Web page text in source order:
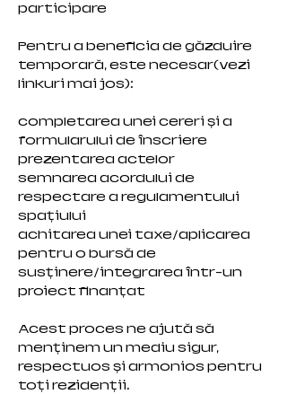
participare
Pentru a beneficia de găzduire
temporară, este necesar(vezi
linkuri mai jos):
completarea unei cereri și a
formularului de înscriere
prezentarea actelor
semnarea acordului de
respectare a regulamentului
spațiului
achitarea unei taxe/aplicarea
pentru o bursă de
susținere/integrarea într-un
proiect finanțat
Acest proces ne ajută să
menținem un mediu sigur,
respectuos și armonios pentru
toți rezidenții.